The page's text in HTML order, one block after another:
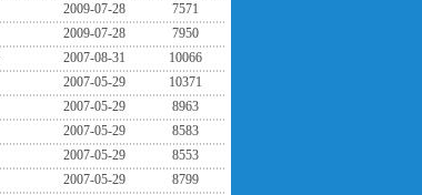
2009-07-28
7571
2009-07-28
7950
2007-08-31
10066
2007-05-29
10371
2007-05-29
8963
2007-05-29
8583
2007-05-29
8553
2007-05-29
8799